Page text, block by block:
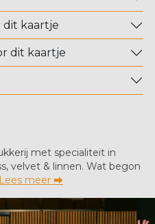
dit kaartje
dit kaartje
met specialiteit in
velvet & linnen. Wat begon
Lees meer ⮕